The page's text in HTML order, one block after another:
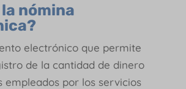
nómina
electrónico que permite
de la cantidad de dinero
empleados por los servicios